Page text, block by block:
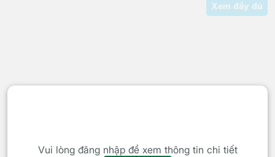
Xem đầy đủ
Vui lòng đăng nhập để xem thông tin chi tiết